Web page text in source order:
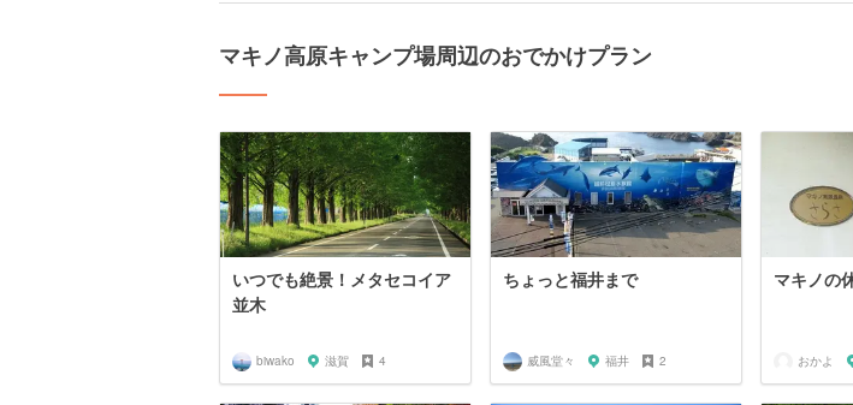
マキノ高原キャンプ場周辺のおでかけプラン
いつでも絶景！メタセコイア
並木
biwako 滋賀 4
ちょっと福井まで
威風堂々 福井 2
マキノの
おかよ